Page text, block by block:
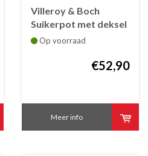
Villeroy & Boch
Suikerpot met deksel
Petite Fleur
Op voorraad
€52,90
Meer info